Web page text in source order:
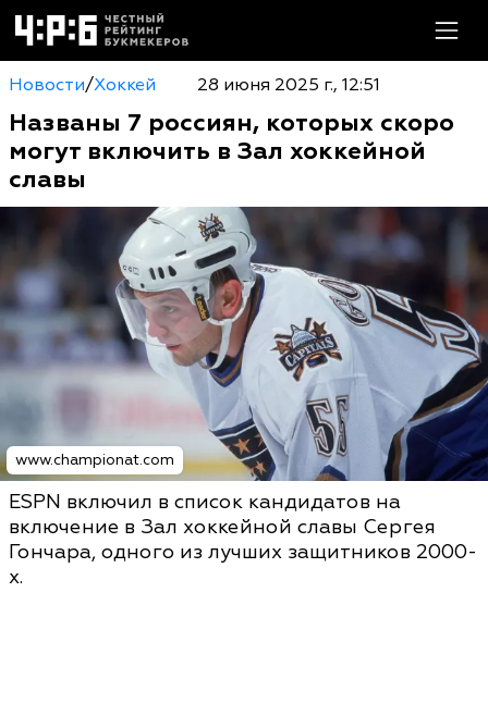
Новости/Хоккей 28 июня 2025 г., 12:51
Названы 7 россиян, которых скоро
могут включить в Зал хоккейной
славы
www.championat.com
ESPN включил в список кандидатов на
включение в Зал хоккейной славы Сергея
Гончара, одного из лучших защитников 2000-
х.